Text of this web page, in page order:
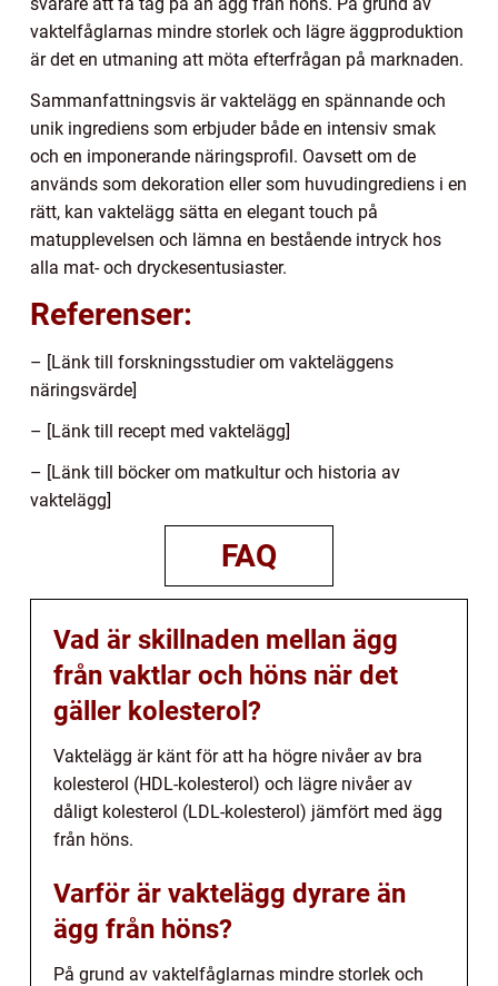
vaktelfåglarnas mindre storlek och lägre äggproduktion
är det en utmaning att möta efterfrågan på marknaden.
Sammanfattningsvis är vaktelägg en spännande och
unik ingrediens som erbjuder både en intensiv smak
och en imponerande näringsprofil. Oavsett om de
används som dekoration eller som huvudingrediens i en
rätt, kan vaktelägg sätta en elegant touch på
matupplevelsen och lämna en bestående intryck hos
alla mat- och dryckesentusiaster.
Referenser:
– [Länk till forskningsstudier om vakteläggens
näringsvärde]
– [Länk till recept med vaktelägg]
– [Länk till böcker om matkultur och historia av
vaktelägg]
FAQ
Vad är skillnaden mellan ägg
från vaktlar och höns när det
gäller kolesterol?
Vaktelägg är känt för att ha högre nivåer av bra
kolesterol (HDL-kolesterol) och lägre nivåer av
dåligt kolesterol (LDL-kolesterol) jämfört med ägg
från höns.
Varför är vaktelägg dyrare än
ägg från höns?
På grund av vaktelfåglarnas mindre storlek och